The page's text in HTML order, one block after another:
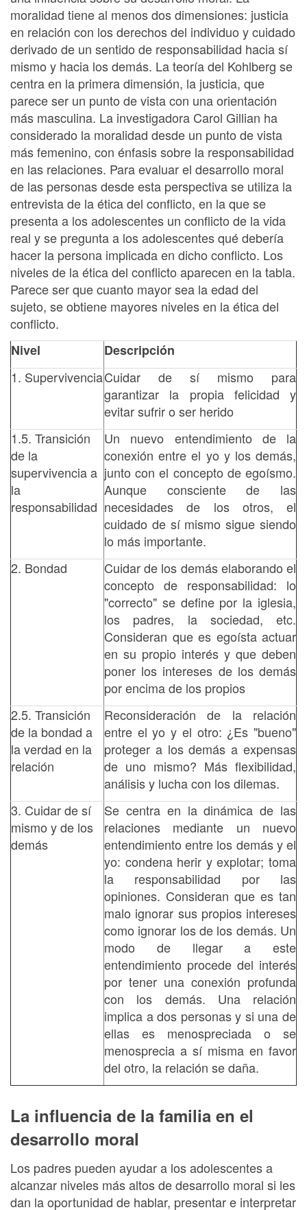
moralidad tiene al menos dos dimensiones: justicia
en relación con los derechos del individuo y cuidado
derivado de un sentido de responsabilidad hacia sí
mismo y hacia los demás. La teoría del Kohlberg se
centra en la primera dimensión, la justicia, que
parece ser un punto de vista con una orientación
más masculina. La investigadora Carol Gillian ha
considerado la moralidad desde un punto de vista
más femenino, con énfasis sobre la responsabilidad
en las relaciones. Para evaluar el desarrollo moral
de las personas desde esta perspectiva se utiliza la
entrevista de la ética del conflicto, en la que se
presenta a los adolescentes un conflicto de la vida
real y se pregunta a los adolescentes qué debería
hacer la persona implicada en dicho conflicto. Los
niveles de la ética del conflicto aparecen en la tabla.
Parece ser que cuanto mayor sea la edad del
sujeto, se obtiene mayores niveles en la ética del
conflicto.
Nivel
Descripción
1. SupervivenciaCuidar de sí mismo para
garantizar la propia felicidad y
evitar sufrir o ser herido
1.5. Transición
de la
supervivencia a
la
responsabilidad
Un nuevo entendimiento de la
conexión entre el yo y los demás,
junto con el concepto de egoísmo.
Aunque consciente de las
necesidades de los otros, el
cuidado de sí mismo sigue siendo
lo más importante.
2. Bondad
Cuidar de los demás elaborando el
concepto de responsabilidad: lo
"correcto" se define por la iglesia,
los padres, la sociedad, etc.
Consideran que es egoísta actuar
en su propio interés y que deben
poner los intereses de los demás
por encima de los propios
2.5. Transición
de la bondad a
la verdad en la
relación
Reconsideración de la relación
entre el yo y el otro: ¿Es "bueno"
proteger a los demás a expensas
de uno mismo? Más flexibilidad,
análisis y lucha con los dilemas.
3. Cuidar de sí
mismo y de los
demás
Se centra en la dinámica de las
relaciones mediante un nuevo
entendimiento entre los demás y el
yo: condena herir y explotar; toma
la responsabilidad por las
opiniones. Consideran que es tan
malo ignorar sus propios intereses
como ignorar los de los demás. Un
modo de llegar a este
entendimiento procede del interés
por tener una conexión profunda
con los demás. Una relación
implica a dos personas y si una de
ellas es menospreciada o se
menosprecia a sí misma en favor
del otro, la relación se daña.
La influencia de la familia en el
desarrollo moral
Los padres pueden ayudar a los adolescentes a
alcanzar niveles más altos de desarrollo moral si les
dan la oportunidad de hablar, presentar e interpretar